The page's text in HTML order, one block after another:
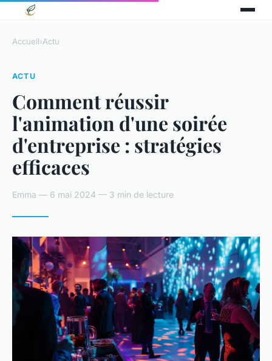
Accueil›Actu
ACTU
Comment réussir
l'animation d'une soirée
d'entreprise : stratégies
efficaces
Emma — 6 mai 2024 — 3 min de lecture